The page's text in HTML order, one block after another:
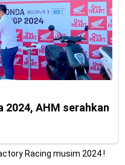
2024, AHM serahkan
Racing musim 2024 !